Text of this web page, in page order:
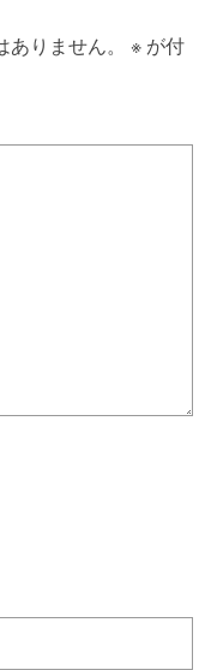
りません。 ※ が付